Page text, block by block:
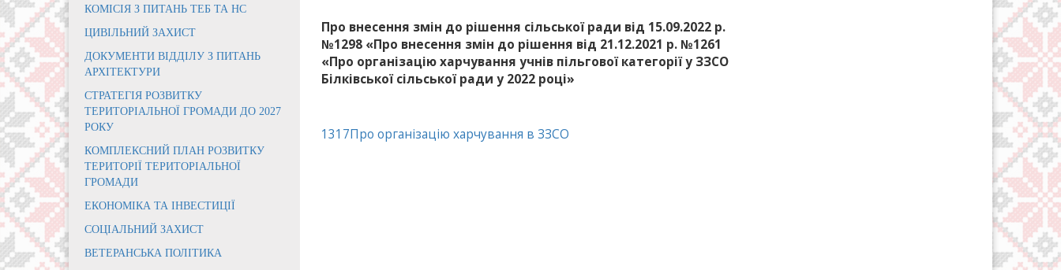
КОМІСІЯ З ПИТАНЬ ТЕБ ТА НС
ЦИВІЛЬНИЙ ЗАХИСТ
ДОКУМЕНТИ ВІДДІЛУ З ПИТАНЬ
АРХІТЕКТУРИ
СТРАТЕГІЯ РОЗВИТКУ
ТЕРИТОРІАЛЬНОЇ ГРОМАДИ ДО 2027
РОКУ
КОМПЛЕКСНИЙ ПЛАН РОЗВИТКУ
ТЕРИТОРІЇ ТЕРИТОРІАЛЬНОЇ
ГРОМАДИ
ЕКОНОМІКА ТА ІНВЕСТИЦІЇ
СОЦІАЛЬНИЙ ЗАХИСТ
ВЕТЕРАНСЬКА ПОЛІТИКА
Про внесення змін до рішення сільської ради від 15.09.2022 р.
№1298 «Про внесення змін до рішення від 21.12.2021 р. №1261
«Про організацію харчування учнів пільгової категорії у ЗЗСО
Білківської сільської ради у 2022 році»
1317Про організацію харчування в ЗЗСО